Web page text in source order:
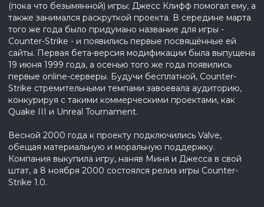
(пока что безымянной) игры; Джесс Клифф помогал ему, а
также занимался раскруткой проекта. В середине марта
того же года было придумано название для игры -
Counter-Strike - и появились первые посвящённые ей
сайты. Первая бета-версия модификации была выпущена
19 июня 1999 года, а осенью того же года появились
первые online-серверы. Будучи бесплатной, Counter-
Strike стремительными темпами завоевала аудиторию,
конкурируя с такими коммерческими проектами, как
Quake III и Unreal Tournament.
Весной 2000 года к проекту подключились Valve,
обещая материальную и моральную поддержку.
Компания выкупила игру, наняв Миня и Джесса в свой
штат, а 8 ноября 2000 состоялся релиз игры Counter-
Strike 1.0.